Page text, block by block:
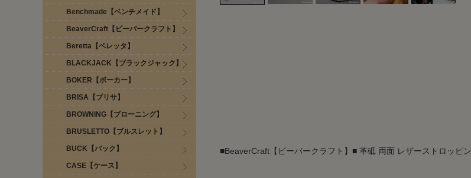
■BeaverCraft【ビーバークラフト】■ 革砥 両面 レザーストロッピ
Benchmade【ベンチメイド】
BeaverCraft【ビーバークラフト】
Beretta【ベレッタ】
BLACKJACK【ブラックジャック】
BOKER【ボーカー】
BRISA【ブリサ】
BROWNING【ブローニング】
BRUSLETTO【ブルスレット】
BUCK【バック】
CASE【ケース】